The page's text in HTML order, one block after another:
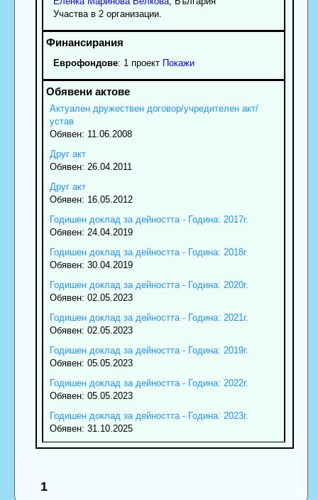
Участва в 2 организации.
Еврофондове: 1 проект Покажи
Актуален дружествен договор/учредителен акт/
устав
Обявен: 11.06.2008
Друг акт
Обявен: 26.04.2011
Друг акт
Обявен: 16.05.2012
Годишен доклад за дейността - Година: 2017г.
Обявен: 24.04.2019
Годишен доклад за дейността - Година: 2018г.
Обявен: 30.04.2019
Годишен доклад за дейността - Година: 2020г.
Обявен: 02.05.2023
Годишен доклад за дейността - Година: 2021г.
Обявен: 02.05.2023
Годишен доклад за дейността - Година: 2019г.
Обявен: 05.05.2023
Годишен доклад за дейността - Година: 2022г.
Обявен: 05.05.2023
Годишен доклад за дейността - Година: 2023г.
Обявен: 31.10.2025
1